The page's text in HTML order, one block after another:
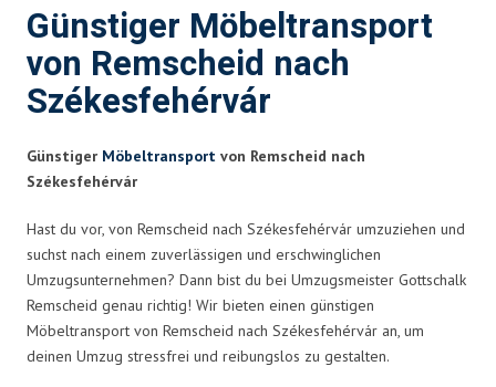
Günstiger Möbeltransport
von Remscheid nach
Székesfehérvár
Günstiger Möbeltransport von Remscheid nach
Székesfehérvár
Hast du vor, von Remscheid nach Székesfehérvár umzuziehen und
suchst nach einem zuverlässigen und erschwinglichen
Umzugsunternehmen? Dann bist du bei Umzugsmeister Gottschalk
Remscheid genau richtig! Wir bieten einen günstigen
Möbeltransport von Remscheid nach Székesfehérvár an, um
deinen Umzug stressfrei und reibungslos zu gestalten.